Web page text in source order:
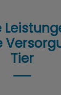
Tier